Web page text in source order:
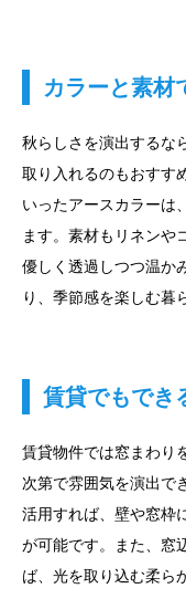
カラーと素材
秋らしさを演出するな
取り入れるのもおすす
いったアースカラーは
ます。素材もリネンや
優しく透過しつつ温か
り、季節感を楽しむ暮
賃貸でもでき
賃貸物件では窓まわり
次第で雰囲気を演出で
活用すれば、壁や窓枠
が可能です。また、窓
ば、光を取り込む柔ら